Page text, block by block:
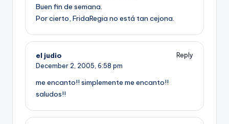
Buen fin de semana.
Por cierto, FridaRegia no está tan cejona.
el judio
Reply
December 2, 2005, 6:58 pm
me encanto!! simplemente me encanto!!
saludos!!